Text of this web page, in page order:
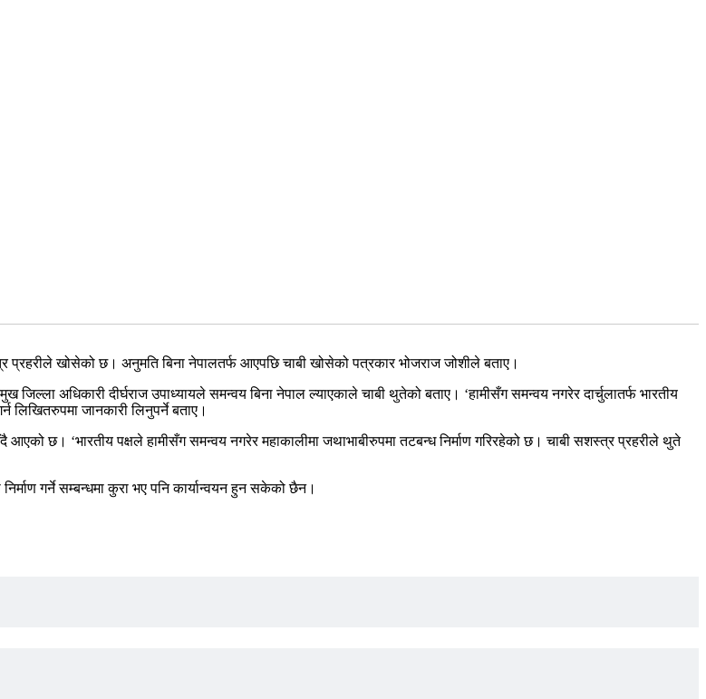
प्रहरीले खोसेको छ। अनुमति बिना नेपालतर्फ आएपछि चाबी खोसेको पत्रकार भोजराज जोशीले बताए।
अधिकारी दीर्घराज उपाध्यायले समन्वय बिना नेपाल ल्याएकाले चाबी थुतेको बताए। ‘हामीसँग समन्वय नगरेर दार्चुलातर्फ भारतीय
जानकारी लिनुपर्ने बताए।
आएको छ। ‘भारतीय पक्षले हामीसँग समन्वय नगरेर महाकालीमा जथाभाबीरुपमा तटबन्ध निर्माण गरिरहेको छ। चाबी सशस्त्र प्रहरीले थुते
गर्ने सम्बन्धमा कुरा भए पनि कार्यान्वयन हुन सकेको छैन।